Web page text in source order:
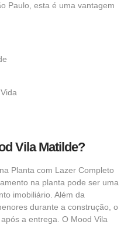
Paulo, esta é uma vantagem
Vila Matilde?
Planta com Lazer Completo
na planta pode ser uma
imobiliário. Além da
durante a construção, o
a entrega. O Mood Vila